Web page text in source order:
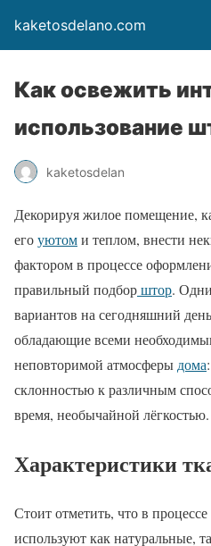
kaketosdelano.com
Как освежить
использование
kaketosdelan
Декорируя жилое помещение,
егоуютоми теплом, внести
фактором в процессе
правильный подборштор.
вариантов на сегодняшний
обладающие всеми
неповторимой атмосферы дома
склонностью к различным
время, необычайной лёгкостью.
Характеристики
Стоит отметить, что в
используют как натуральные,